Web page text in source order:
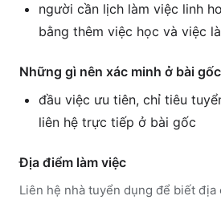
người cần lịch làm việc linh
bằng thêm việc học và việc
Những gì nên xác minh ở bài gốc
đầu việc ưu tiên, chỉ tiêu
liên hệ trực tiếp ở bài gốc
Địa điểm làm việc
Liên hệ nhà tuyển dụng để biết địa